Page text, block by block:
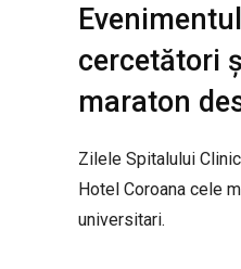
cercetători
maraton
Zilele Spitalului
Hotel Coroana cele
universitari.